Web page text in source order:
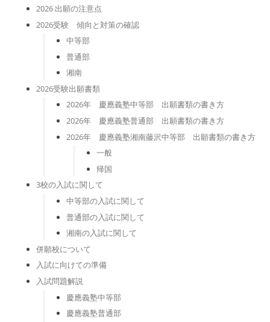
2026 出願の注意点
2026受験 傾向と対策の確認
中等部
普通部
湘南
2026受験出願書類
2026年 慶應義塾中等部 出願書類の書き方
2026年 慶應義塾普通部 出願書類の書き方
2026年 慶應義塾湘南藤沢中等部 出願書類の書き方
一般
帰国
3校の入試に関して
中等部の入試に関して
普通部の入試に関して
湘南の入試に関して
併願校について
入試に向けての準備
入試問題解説
慶應義塾中等部
慶應義塾普通部